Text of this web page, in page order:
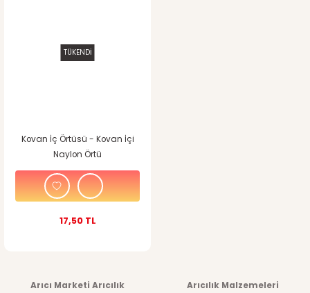
TÜKENDİ
Kovan İç Örtüsü - Kovan İçi
Naylon Örtü
17,50 TL
Arıcı Marketi Arıcılık
Arıcılık Malzemeleri